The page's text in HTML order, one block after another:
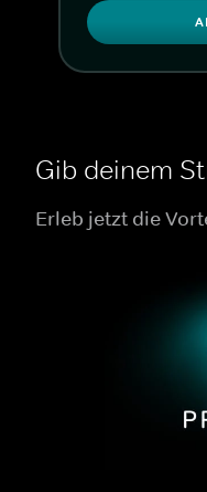
Gib deinem
Erleb jetzt die